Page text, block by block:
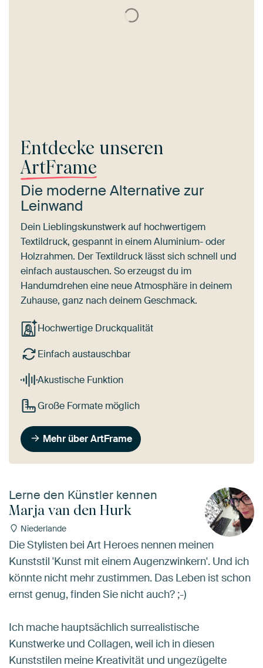
Entdecke unseren
ArtFrame
Die moderne Alternative zur
Leinwand
Dein Lieblingskunstwerk auf hochwertigem
Textildruck, gespannt in einem Aluminium- oder
Holzrahmen. Der Textildruck lässt sich schnell und
einfach austauschen. So erzeugst du im
Handumdrehen eine neue Atmosphäre in deinem
Zuhause, ganz nach deinem Geschmack.
Hochwertige Druckqualität
Einfach austauschbar
Akustische Funktion
Große Formate möglich
Mehr über ArtFrame
Lerne den Künstler kennen
Marja van den Hurk
Niederlande
Die Stylisten bei Art Heroes nennen meinen
Kunststil 'Kunst mit einem Augenzwinkern'. Und ich
könnte nicht mehr zustimmen. Das Leben ist schon
ernst genug, finden Sie nicht auch? ;-)
Ich mache hauptsächlich surrealistische
Kunstwerke und Collagen, weil ich in diesen
Kunststilen meine Kreativität und ungezügelte